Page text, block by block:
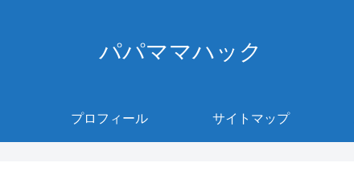
パパママハック
プロフィール サイトマップ